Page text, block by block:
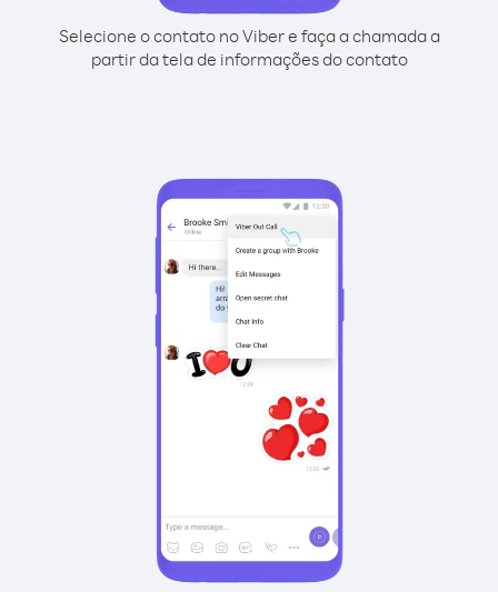
Selecione o contato no Viber e faça a chamada a
partir da tela de informações do contato